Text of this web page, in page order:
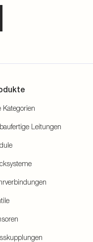
Kategorien
Leitungen